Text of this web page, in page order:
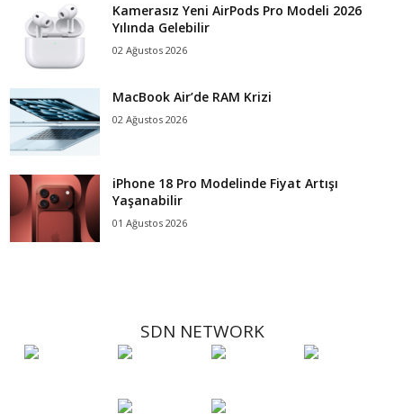
Kamerasız Yeni AirPods Pro Modeli 2026
Yılında Gelebilir
02 Ağustos 2026
MacBook Air’de RAM Krizi
02 Ağustos 2026
iPhone 18 Pro Modelinde Fiyat Artışı
Yaşanabilir
01 Ağustos 2026
SDN NETWORK